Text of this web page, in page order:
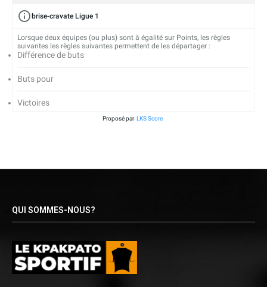
brise-cravate Ligue 1
Lorsque deux équipes (ou plus) sont à égalité sur Points, les règles
suivantes les règles suivantes permettent de les départager :
Différence de buts
Buts pour
Victoires
Proposé par LKS Score
QUI SOMMES-NOUS?